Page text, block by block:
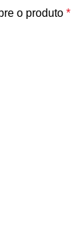
o produto *